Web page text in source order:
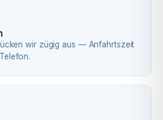
wir zügig aus — Anfahrtszeit